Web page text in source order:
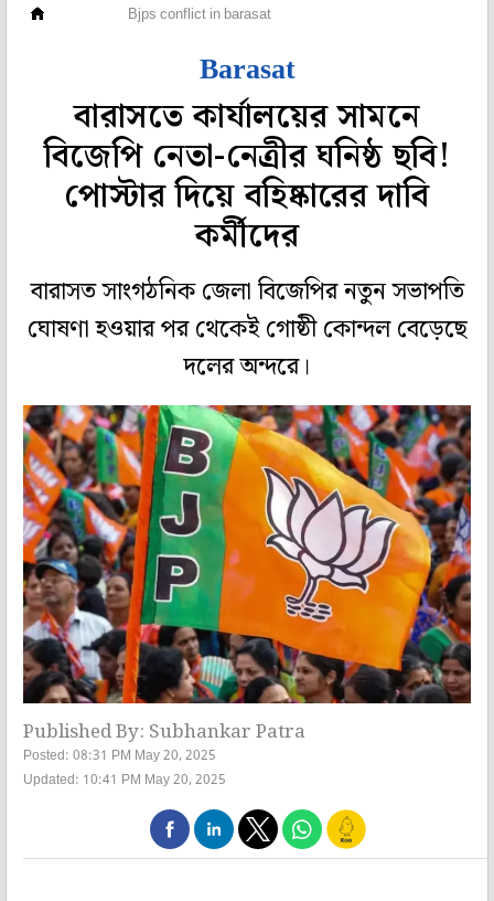
Bjps conflict in barasat
Barasat
বারাসতে কার্যালয়ের সামনে
বিজেপি নেতা-নেত্রীর ঘনিষ্ঠ ছবি!
পোস্টার দিয়ে বহিষ্কারের দাবি
কর্মীদের
বারাসত সাংগঠনিক জেলা বিজেপির নতুন সভাপতি
ঘোষণা হওয়ার পর থেকেই গোষ্ঠী কোন্দল বেড়েছে
দলের অন্দরে।
Published By: Subhankar Patra
Posted: 08:31 PM May 20, 2025
Updated: 10:41 PM May 20, 2025